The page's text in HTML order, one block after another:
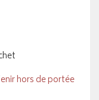
hors de portée